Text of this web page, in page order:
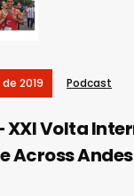
2019 Podcast
XXI Volta
Across